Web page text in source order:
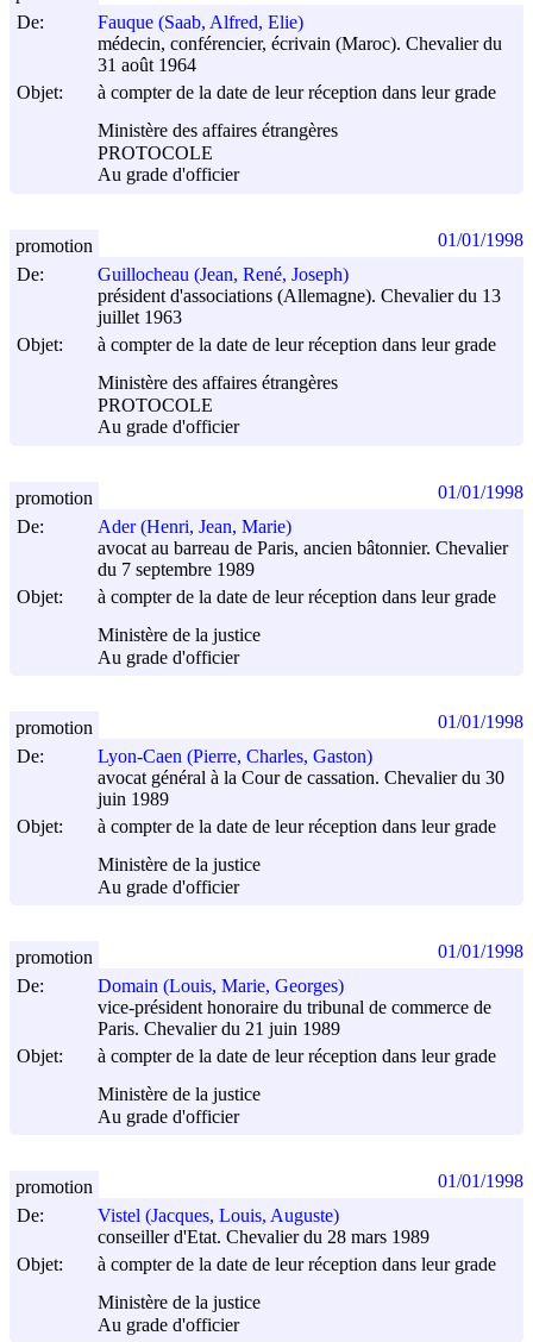
De:
Fauque (Saab, Alfred, Elie)
médecin, conférencier, écrivain (Maroc). Chevalier du
31 août 1964
Objet:
à compter de la date de leur réception dans leur grade
Ministère des affaires étrangères
PROTOCOLE
Au grade d'officier
De:
Guillocheau (Jean, René, Joseph)
président d'associations (Allemagne). Chevalier du 13
juillet 1963
Objet:
à compter de la date de leur réception dans leur grade
Ministère des affaires étrangères
PROTOCOLE
Au grade d'officier
promotion 01/01/1998
De:
Ader (Henri, Jean, Marie)
avocat au barreau de Paris, ancien bâtonnier. Chevalier
du 7 septembre 1989
Objet:
à compter de la date de leur réception dans leur grade
Ministère de la justice
Au grade d'officier
promotion 01/01/1998
De:
Lyon-Caen (Pierre, Charles, Gaston)
avocat général à la Cour de cassation. Chevalier du 30
juin 1989
Objet:
à compter de la date de leur réception dans leur grade
Ministère de la justice
Au grade d'officier
promotion 01/01/1998
De:
Domain (Louis, Marie, Georges)
vice-président honoraire du tribunal de commerce de
Paris. Chevalier du 21 juin 1989
Objet:
à compter de la date de leur réception dans leur grade
Ministère de la justice
Au grade d'officier
promotion 01/01/1998
De:
Vistel (Jacques, Louis, Auguste)
conseiller d'Etat. Chevalier du 28 mars 1989
Objet:
à compter de la date de leur réception dans leur grade
Ministère de la justice
Au grade d'officier
promotion 01/01/1998